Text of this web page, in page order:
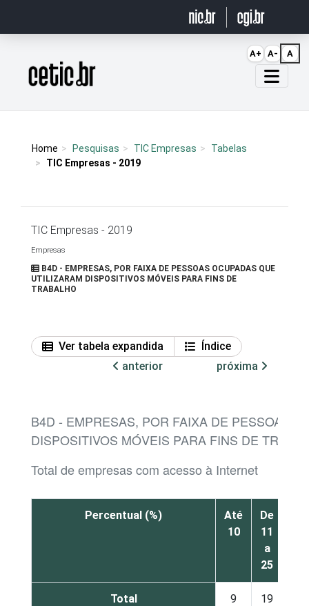
Página inicial
Home Pesquisas TIC Empresas
Tabelas
TIC Empresas - 2019
TIC Empresas - 2019
Empresas
B4D - EMPRESAS, POR FAIXA DE PESSOAS OCUPADAS QUE
UTILIZARAM DISPOSITIVOS MÓVEIS PARA FINS DE
TRABALHO
Ver tabela expandida
Índice
anterior
próxima
B4D - EMPRESAS, POR FAIXA DE PESSOAS
DISPOSITIVOS MÓVEIS PARA FINS DE
Total de empresas com acesso à Internet
Percentual (%)
Até
10
De
11
a
25
Total 9 19
A+ A- A